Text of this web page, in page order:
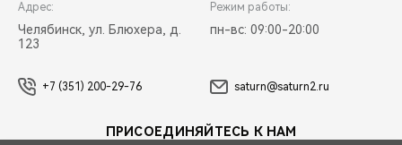
Адрес:
Челябинск, ул. Блюхера, д.
123
Режим работы:
пн-вс: 09:00-20:00
+7 (351) 200-29-76 saturn@saturn2.ru
ПРИСОЕДИНЯЙТЕСЬ К НАМ